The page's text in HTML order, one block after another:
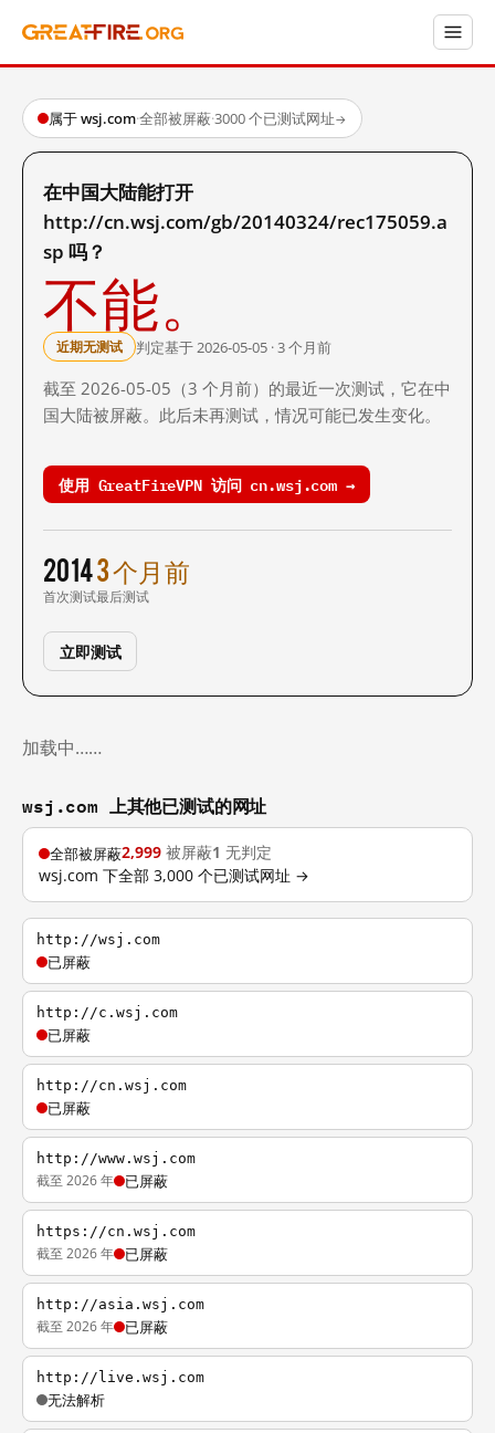
属于 wsj.com·全部被屏蔽·3000 个已测试网址→
在中国大陆能打开
http://cn.wsj.com/gb/20140324/rec175059.a
sp 吗？
不能。
近期无测试 判定基于 2026-05-05 · 3 个月前
截至 2026-05-05（3 个月前）的最近一次测试，它在中
国大陆被屏蔽。此后未再测试，情况可能已发生变化。
使用 GreatFireVPN 访问 cn.wsj.com →
2014
首次测试
3 个月前
最后测试
立即测试
加载中……
wsj.com 上其他已测试的网址
全部被屏蔽2,999 被屏蔽1 无判定
wsj.com 下全部 3,000 个已测试网址 →
http://wsj.com
已屏蔽
http://c.wsj.com
已屏蔽
http://cn.wsj.com
已屏蔽
http://www.wsj.com
截至 2026 年 已屏蔽
https://cn.wsj.com
截至 2026 年 已屏蔽
http://asia.wsj.com
截至 2026 年 已屏蔽
http://live.wsj.com
无法解析